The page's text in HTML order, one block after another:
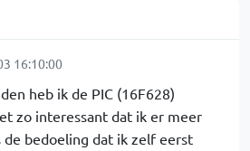
16:10:00
heb ik de PIC (16F628)
zo interessant dat ik er meer
de bedoeling dat ik zelf eerst